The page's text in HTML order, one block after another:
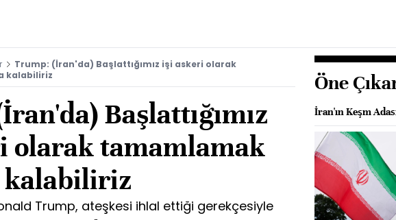
Trump: (İran'da) Başlattığımız işi askeri olarak
kalabiliriz
Başlattığımız
olarak tamamlamak
kalabiliriz
Trump, ateşkesi ihlal ettiği gerekçesiyle
Öne
İran'ın Keşm